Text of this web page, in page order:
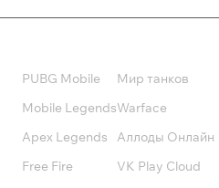
PUBG Mobile
Mobile Legends
Apex Legends
Free Fire
Мир танков
Warface
Аллоды Онлайн
VK Play Cloud